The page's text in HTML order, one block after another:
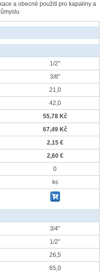
a obecné použití pro kapaliny a
1/2"
3/8"
21,0
42,0
55,78 Kč
67,49 Kč
2,15 €
2,60 €
0
ks
3/4"
1/2"
26,5
65,0